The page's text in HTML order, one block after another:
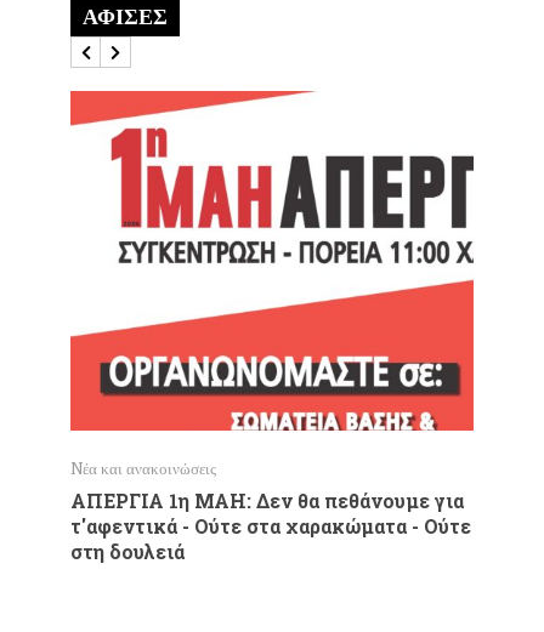
ΑΦΙΣΕΣ
Nέα και ανακοινώσεις
ΑΠΕΡΓΙΑ 1η ΜΑΗ: Δεν θα πεθάνουμε για
τ'αφεντικά - Ούτε στα χαρακώματα - Ούτε
στη δουλειά